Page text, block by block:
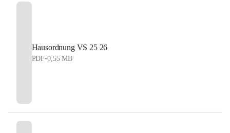
Hausordnung VS 25 26
PDF•0,55 MB